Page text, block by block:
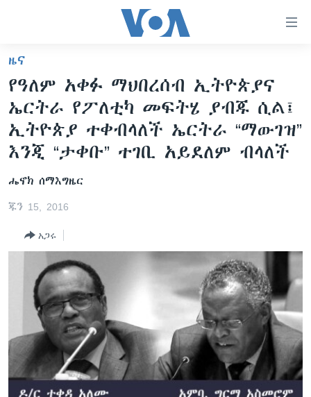
ማገናኛዎች
ዋናው
ይዘት
እለፍ
ዋናው
ይዘት
ወደ
ይዘት
ኢትዮጵያ
አፍሪካ
ዓለምአቀፍ
ኑሮ በጤንነት
ጋቢና ቪኦኤ
ከምሽቱ ሦስት ሰዓት የአማርኛ ዜና
ቪዲዮ
Learning English
ይከተሉን
ቋንቋዎች
ዜና
የዓለም አቀፉ ማህበረሰብ ኢትዮጵያና
ኤርትራ የፖለቲካ መፍትሄ ያብጁ ሲል፤
ኢትዮጵያ ተቀብላለች ኤርትራ “ማውገዝ”
እንጂ “ታቀቡ” ተገቢ አይደለም ብላለች
ሔኖክ ሰማእግዜር
ጁን 15, 2016
አጋሩ